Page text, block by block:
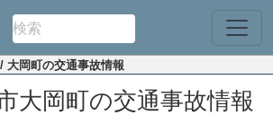
/ 大岡町の交通事故情報
大岡町の交通事故情報